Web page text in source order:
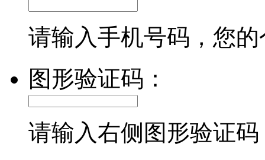
请输入手机号码，您
图形验证码：
请输入右侧图形验证码